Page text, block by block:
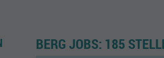
BERG JOBS: 185